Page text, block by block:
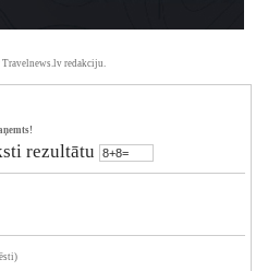
Travelnews.lv redakciju.
rezultātu